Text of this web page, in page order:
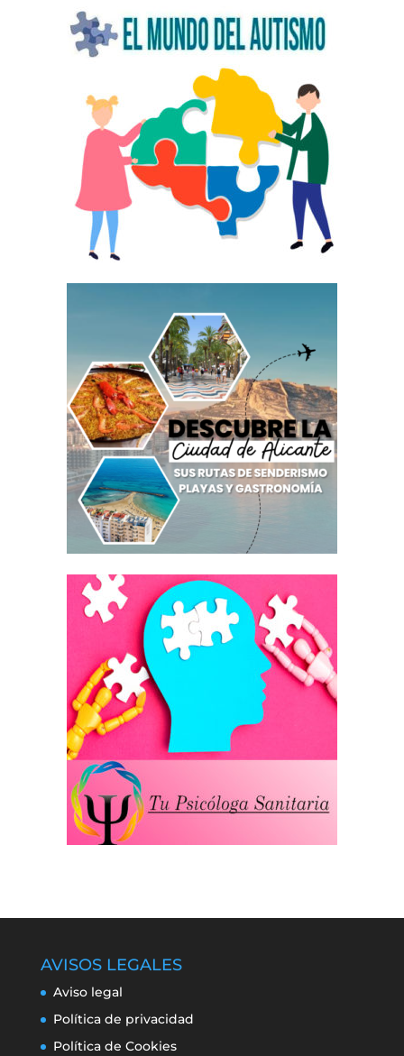
AVISOS LEGALES
Aviso legal
Política de privacidad
Política de Cookies